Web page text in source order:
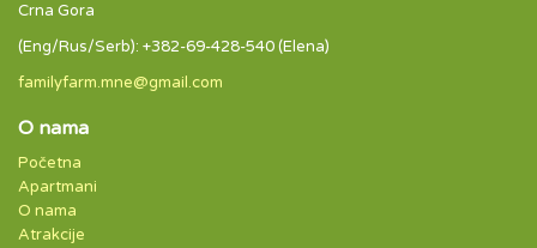
Crna Gora
(Eng/Rus/Serb): +382-69-428-540 (Elena)
familyfarm.mne@gmail.com
O nama
Početna
Apartmani
O nama
Atrakcije